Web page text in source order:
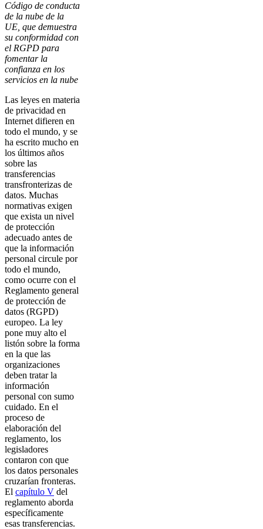
Código de conducta
de la nube de la
UE, que demuestra
su conformidad con
el RGPD para
fomentar la
confianza en los
servicios en la nube
Las leyes en materia
de privacidad en
Internet difieren en
todo el mundo, y se
ha escrito mucho en
los últimos años
sobre las
transferencias
transfronterizas de
datos. Muchas
normativas exigen
que exista un nivel
de protección
adecuado antes de
que la información
personal circule por
todo el mundo,
como ocurre con el
Reglamento general
de protección de
datos (RGPD)
europeo. La ley
pone muy alto el
listón sobre la forma
en la que las
organizaciones
deben tratar la
información
personal con sumo
cuidado. En el
proceso de
elaboración del
reglamento, los
legisladores
contaron con que
los datos personales
cruzarían fronteras.
El capítulo V del
reglamento aborda
específicamente
esas transferencias.